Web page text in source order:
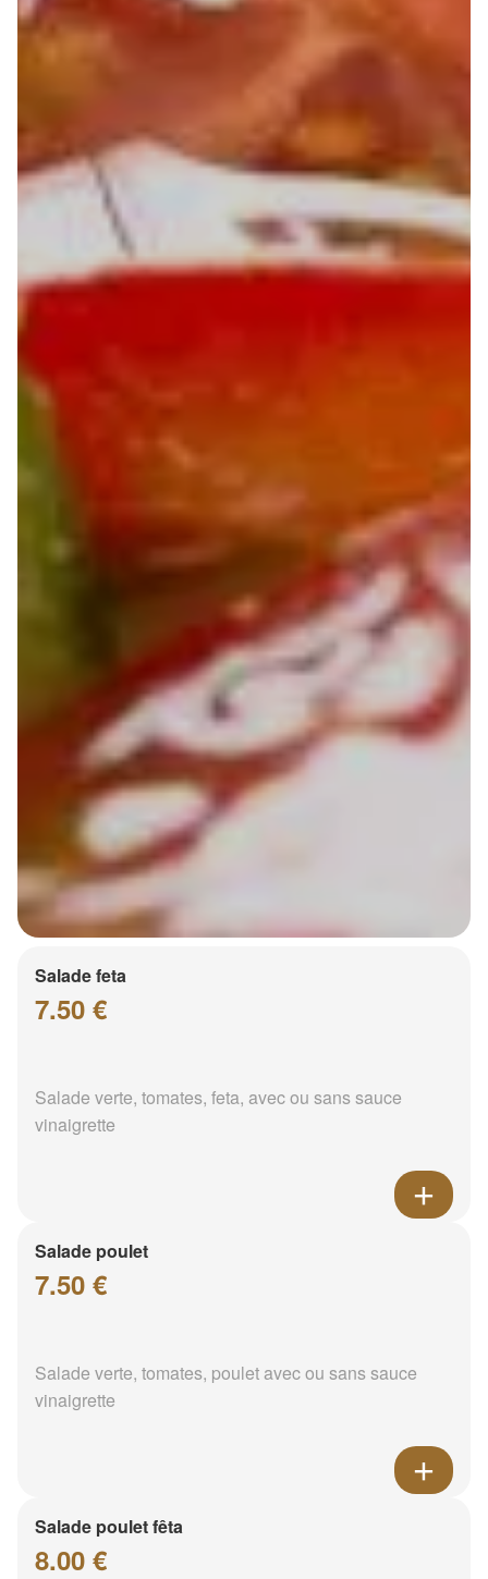
Salade feta
7.50 €
Salade verte, tomates, feta, avec ou sans sauce
vinaigrette
Salade poulet
7.50 €
Salade verte, tomates, poulet avec ou sans sauce
vinaigrette
Salade poulet fêta
8.00 €